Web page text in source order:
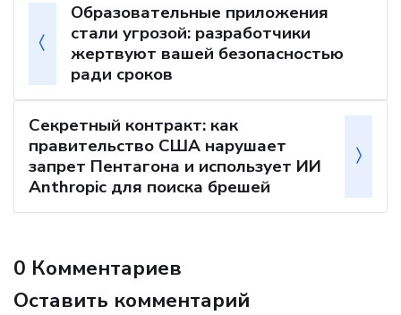
Образовательные приложения
стали угрозой: разработчики
жертвуют вашей безопасностью
ради сроков
Секретный контракт: как
правительство США нарушает
запрет Пентагона и использует ИИ
Anthropic для поиска брешей
0 Комментариев
Оставить комментарий